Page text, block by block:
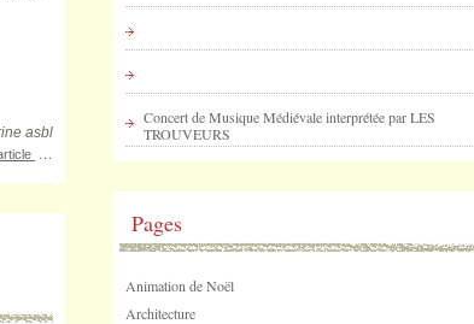
asbl
…
Concert de Musique Médiévale interprétée par LES
TROUVEURS
Pages
Animation de Noël
Architecture